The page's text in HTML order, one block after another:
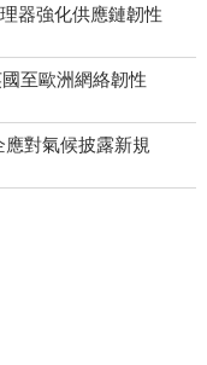
器強化供應鏈韌性
至歐洲網絡韌性
對氣候披露新規